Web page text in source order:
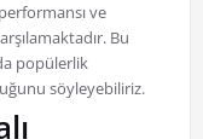
ve
Bu
popülerlik
söyleyebiliriz.